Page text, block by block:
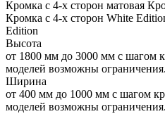
Кромка с 4-х сторон матовая
Кромка с 4-х сторон White
Edition
Высота
от 1800 мм до 3000 мм с шагом
моделей возможны ограничения.
Ширина
от 400 мм до 1000 мм с шагом
моделей возможны ограничения.